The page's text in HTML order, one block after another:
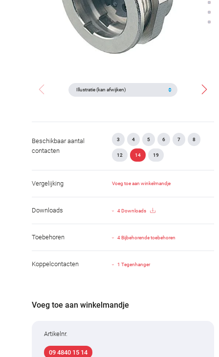
Beschikbaar aantal
contacten
3 4 5 6 7 8
12 14 19
Vergelijking Voeg toe aan winkelmandje
Downloads 4 Downloads
Toebehoren 4 Bijbehorende toebehoren
Koppelcontacten 1 Tegenhanger
Voeg toe aan winkelmandje
Artikelnr.
09 4840 15 14